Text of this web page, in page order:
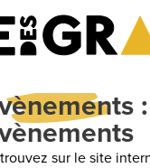
: Une
le site internet de